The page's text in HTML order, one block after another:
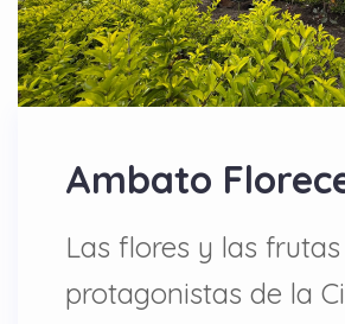
Ambato
Las flores y las
protagonistas de la